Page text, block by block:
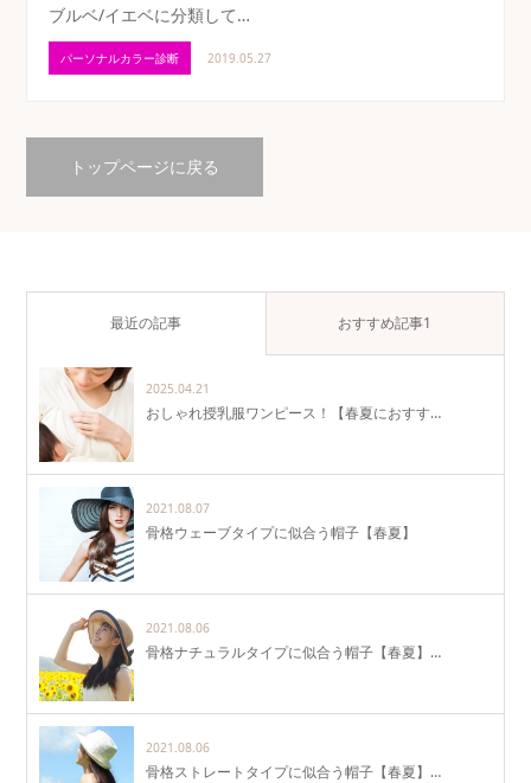
ブルベ/イエベに分類して…
パーソナルカラー診断 2019.05.27
トップページに戻る
最近の記事 おすすめ記事1
2025.04.21
おしゃれ授乳服ワンピース！【春夏におすす…
2021.08.07
骨格ウェーブタイプに似合う帽子【春夏】
2021.08.06
骨格ナチュラルタイプに似合う帽子【春夏】…
2021.08.06
骨格ストレートタイプに似合う帽子【春夏】…